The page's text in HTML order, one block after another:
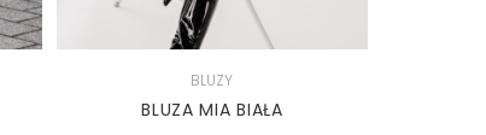
BLUZY
BLUZA MIA BIAŁA